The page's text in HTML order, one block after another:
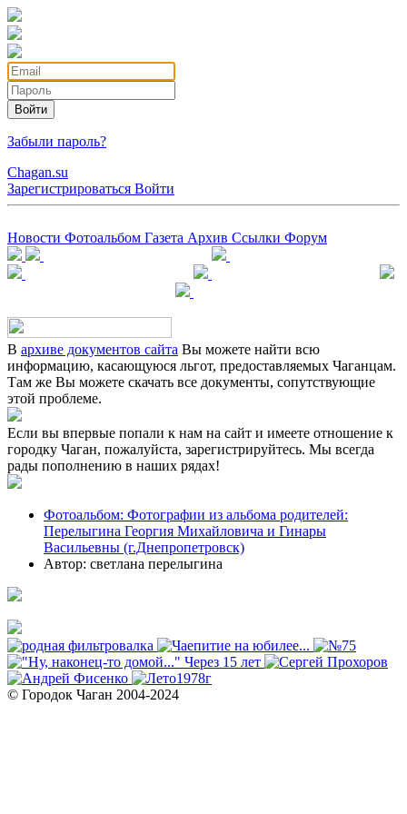
Войти
Забыли пароль?
Chagan.su
Зарегистрироваться Войти
Новости Фотоальбом Газета Архив Ссылки Форум
В архиве документов сайта Вы можете найти всю
информацию, касающуюся льгот, предоставляемых Чаганцам.
Там же Вы можете скачать все документы, сопутствующие
этой проблеме.
Если вы впервые попали к нам на сайт и имеете отношение к
городку Чаган, пожалуйста, зарегистрируйтесь. Мы всегда
рады пополнению в наших рядах!
Фотоальбом: Фотографии из альбома родителей:
Перелыгина Георгия Михайловича и Гинары
Васильевны (г.Днепропетровск)
Автор: светлана перелыгина
© Городок Чаган 2004-2024